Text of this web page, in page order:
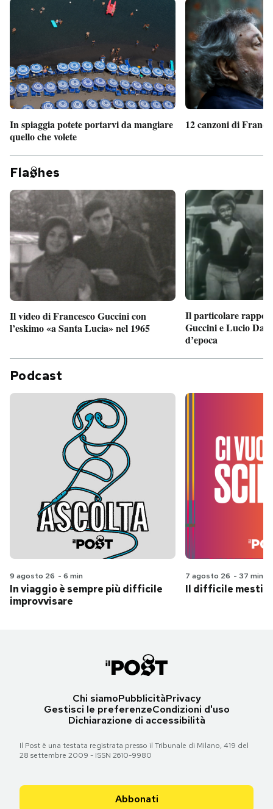
In spiaggia potete portarvi da mangiare
quello che volete
12 canzoni di
Fla hes
Il video di Francesco Guccini con
l’eskimo «a Santa Lucia» nel 1965
Il particolare
Guccini e Lucio
d’epoca
Podcast
9 agosto 26 - 6 min
In viaggio è sempre più difficile
improvvisare
7 agosto 26 - 37 min
Il difficile
Chi siamoPubblicitàPrivacy
Gestisci le preferenzeCondizioni d'uso
Dichiarazione di accessibilità
Il Post è una testata registrata presso il Tribunale di Milano, 419 del
28 settembre 2009 - ISSN 2610-9980
Abbonati